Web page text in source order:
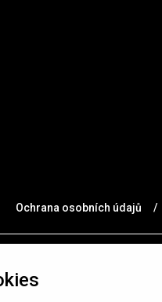
Ochrana osobních údajů /